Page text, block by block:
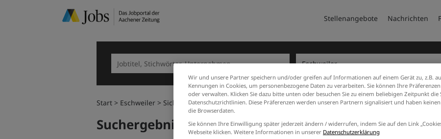
Stellenangebote Nachrichten
Start Eschweiler Sicherheitsdienste
Suchergebnisse filtern 2 Sicherheitsdienste Jobs in
Wir und unsere Partner speichern und/oder greifen auf Informationen auf einem Gerät zu, z.B.
Kennungen in Cookies, um personenbezogene Daten zu verarbeiten. Sie können Ihre
oder verwalten. Klicken Sie dazu bitte unten oder besuchen Sie zu einem beliebigen Zeitpunkt die
Datenschutzrichtlinien. Diese Präferenzen werden unseren Partnern signalisiert und haben
die Browserdaten.
Sie können Ihre Einwilligung später jederzeit ändern / widerrufen, indem Sie auf den Link
Webseite klicken. Weitere Informationen in unserer Datenschutzerklärung